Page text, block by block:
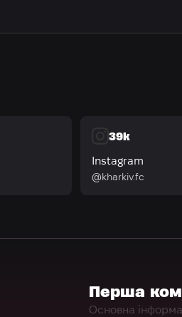
39k
Instagram
@kharkiv.fc
Перша
Основна